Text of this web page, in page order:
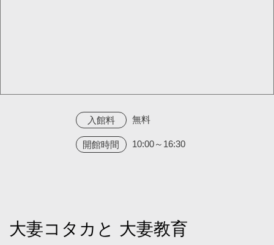
大妻コタカと 大妻教育
入館料 無料
開館時間 10:00～16:30